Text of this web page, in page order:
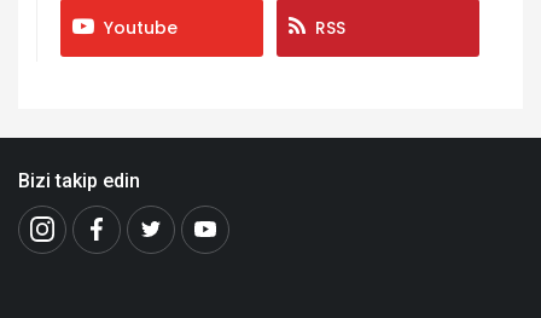
Youtube RSS
Bizi takip edin